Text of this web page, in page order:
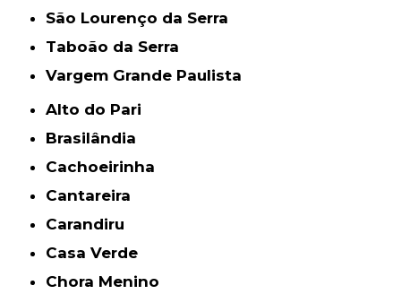
São Lourenço da Serra
Taboão da Serra
Vargem Grande Paulista
Alto do Pari
Brasilândia
Cachoeirinha
Cantareira
Carandiru
Casa Verde
Chora Menino